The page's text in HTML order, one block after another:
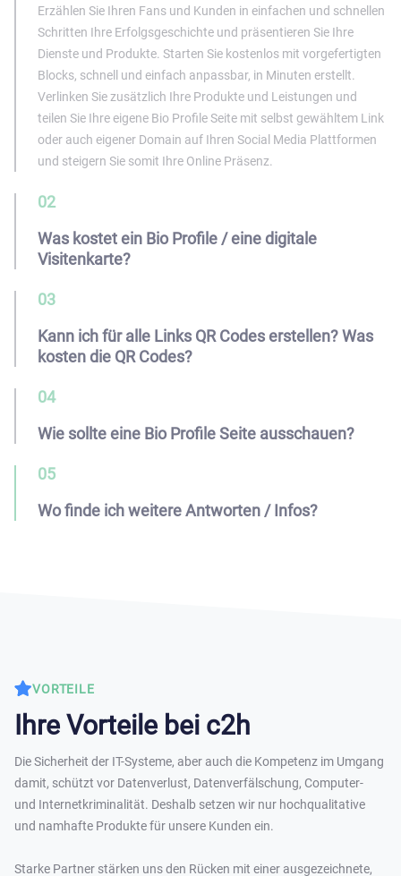
Erzählen Sie Ihren Fans und Kunden in einfachen und schnellen
Schritten Ihre Erfolgsgeschichte und präsentieren Sie Ihre
Dienste und Produkte. Starten Sie kostenlos mit vorgefertigten
Blocks, schnell und einfach anpassbar, in Minuten erstellt.
Verlinken Sie zusätzlich Ihre Produkte und Leistungen und
teilen Sie Ihre eigene Bio Profile Seite mit selbst gewähltem Link
oder auch eigener Domain auf Ihren Social Media Plattformen
und steigern Sie somit Ihre Online Präsenz.
02
Was kostet ein Bio Profile / eine digitale
Visitenkarte?
03
Kann ich für alle Links QR Codes erstellen? Was
kosten die QR Codes?
04
Wie sollte eine Bio Profile Seite ausschauen?
05
Wo finde ich weitere Antworten / Infos?
VORTEILE
Ihre Vorteile bei c2h
Die Sicherheit der IT-Systeme, aber auch die Kompetenz im Umgang
damit, schützt vor Datenverlust, Datenverfälschung, Computer-
und Internetkriminalität. Deshalb setzen wir nur hochqualitative
und namhafte Produkte für unsere Kunden ein.
Starke Partner stärken uns den Rücken mit einer ausgezeichnete,